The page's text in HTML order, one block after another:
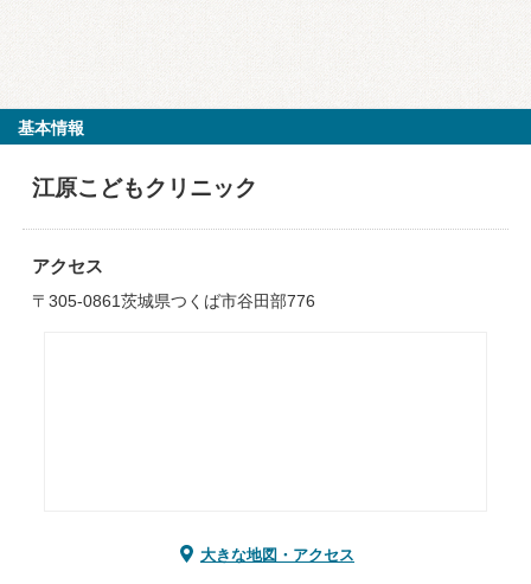
基本情報
江原こどもクリニック
アクセス
〒305-0861茨城県つくば市谷田部776
大きな地図・アクセス